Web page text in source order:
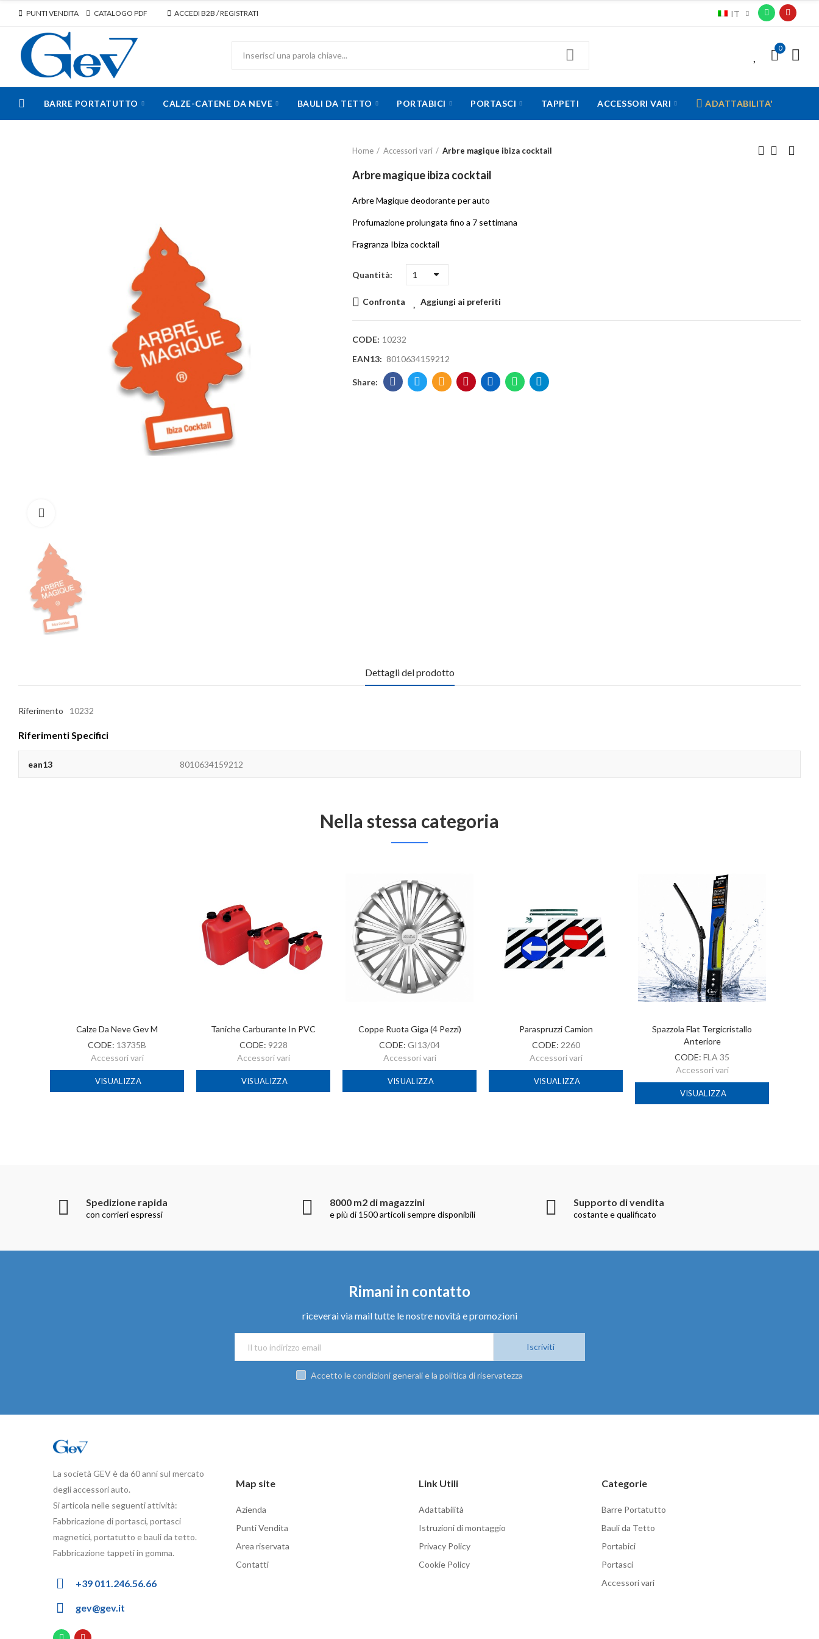
PUNTI VENDITA CATALOGO PDF ACCEDI B2B / REGISTRATI IT
0
BARRE PORTATUTTO CALZE-CATENE DA NEVE BAULI DA TETTO PORTABICI PORTASCI TAPPETI ACCESSORI VARI ADATTABILITA'
Home Accessori vari Arbre magique ibiza cocktail
Arbre magique ibiza cocktail
Arbre Magique deodorante per auto
Profumazione prolungata fino a 7 settimana
Fragranza Ibiza cocktail
Quantità
Confronta Aggiungi ai preferiti
CODE: 10232
EAN13: 8010634159212
Dettagli del prodotto
Riferimento 10232
Riferimenti Specifici
ean13 8010634159212
Nella stessa categoria
Calze Da Neve Gev M
CODE: 13735B
Accessori vari
VISUALIZZA
Taniche Carburante In PVC
CODE: 9228
Accessori vari
VISUALIZZA
Coppe Ruota Giga (4 Pezzi)
CODE: GI13/04
Accessori vari
VISUALIZZA
Paraspruzzi Camion
CODE: 2260
Accessori vari
VISUALIZZA
Spazzola Flat Tergicristallo
Anteriore
CODE: FLA 35
Accessori vari
VISUALIZZA
Spedizione rapida
con corrieri espressi
8000 m2 di magazzini
e più di 1500 articoli sempre disponibili
Supporto di vendita
costante e qualificato
Rimani in contatto
riceverai via mail tutte le nostre novità e promozioni
Iscriviti
Accetto le condizioni generali e la politica di riservatezza
La società GEV è da 60 anni sul mercato
degli accessori auto.
Si articola nelle seguenti attività:
Fabbricazione di portasci, portasci
magnetici, portatutto e bauli da tetto.
Fabbricazione tappeti in gomma.
+39 011.246.56.66
gev@gev.it
Map site
Azienda
Punti Vendita
Area riservata
Contatti
Link Utili
Adattabilità
Istruzioni di montaggio
Privacy Policy
Cookie Policy
Categorie
Barre Portatutto
Bauli da Tetto
Portabici
Portasci
Accessori vari